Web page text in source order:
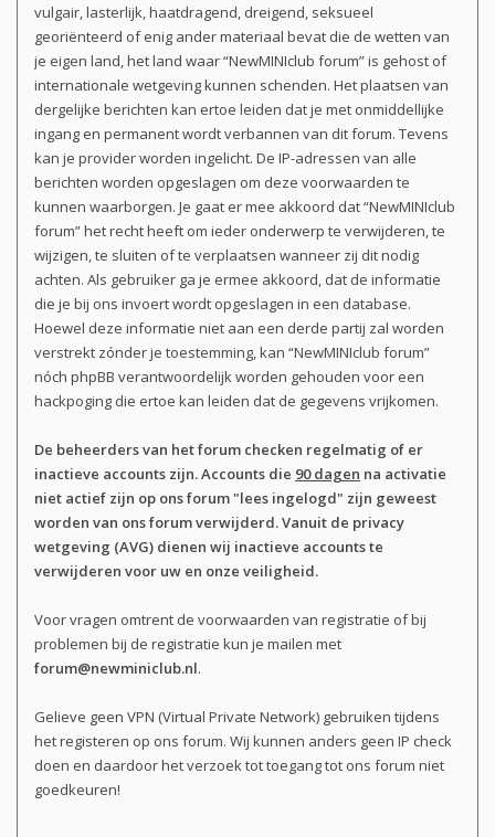
vulgair, lasterlijk, haatdragend, dreigend, seksueel
georiënteerd of enig ander materiaal bevat die de wetten van
je eigen land, het land waar “NewMINIclub forum” is gehost of
internationale wetgeving kunnen schenden. Het plaatsen van
dergelijke berichten kan ertoe leiden dat je met onmiddellijke
ingang en permanent wordt verbannen van dit forum. Tevens
kan je provider worden ingelicht. De IP-adressen van alle
berichten worden opgeslagen om deze voorwaarden te
kunnen waarborgen. Je gaat er mee akkoord dat “NewMINIclub
forum” het recht heeft om ieder onderwerp te verwijderen, te
wijzigen, te sluiten of te verplaatsen wanneer zij dit nodig
achten. Als gebruiker ga je ermee akkoord, dat de informatie
die je bij ons invoert wordt opgeslagen in een database.
Hoewel deze informatie niet aan een derde partij zal worden
verstrekt zónder je toestemming, kan “NewMINIclub forum”
nóch phpBB verantwoordelijk worden gehouden voor een
hackpoging die ertoe kan leiden dat de gegevens vrijkomen.
De beheerders van het forum checken regelmatig of er
inactieve accounts zijn. Accounts die 90 dagen na activatie
niet actief zijn op ons forum "lees ingelogd" zijn geweest
worden van ons forum verwijderd. Vanuit de privacy
wetgeving (AVG) dienen wij inactieve accounts te
verwijderen voor uw en onze veiligheid.
Voor vragen omtrent de voorwaarden van registratie of bij
problemen bij de registratie kun je mailen met
forum@newminiclub.nl.
Gelieve geen VPN (Virtual Private Network) gebruiken tijdens
het registeren op ons forum. Wij kunnen anders geen IP check
doen en daardoor het verzoek tot toegang tot ons forum niet
goedkeuren!